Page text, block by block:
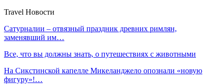
Travel Новости
Сатурналии – отвязный праздник древних римлян,
заменявший им…
Все, что вы должны знать, о путешествиях с животными
На Сикстинской капелле Микеланджело опознали «новую
фигуру»!…